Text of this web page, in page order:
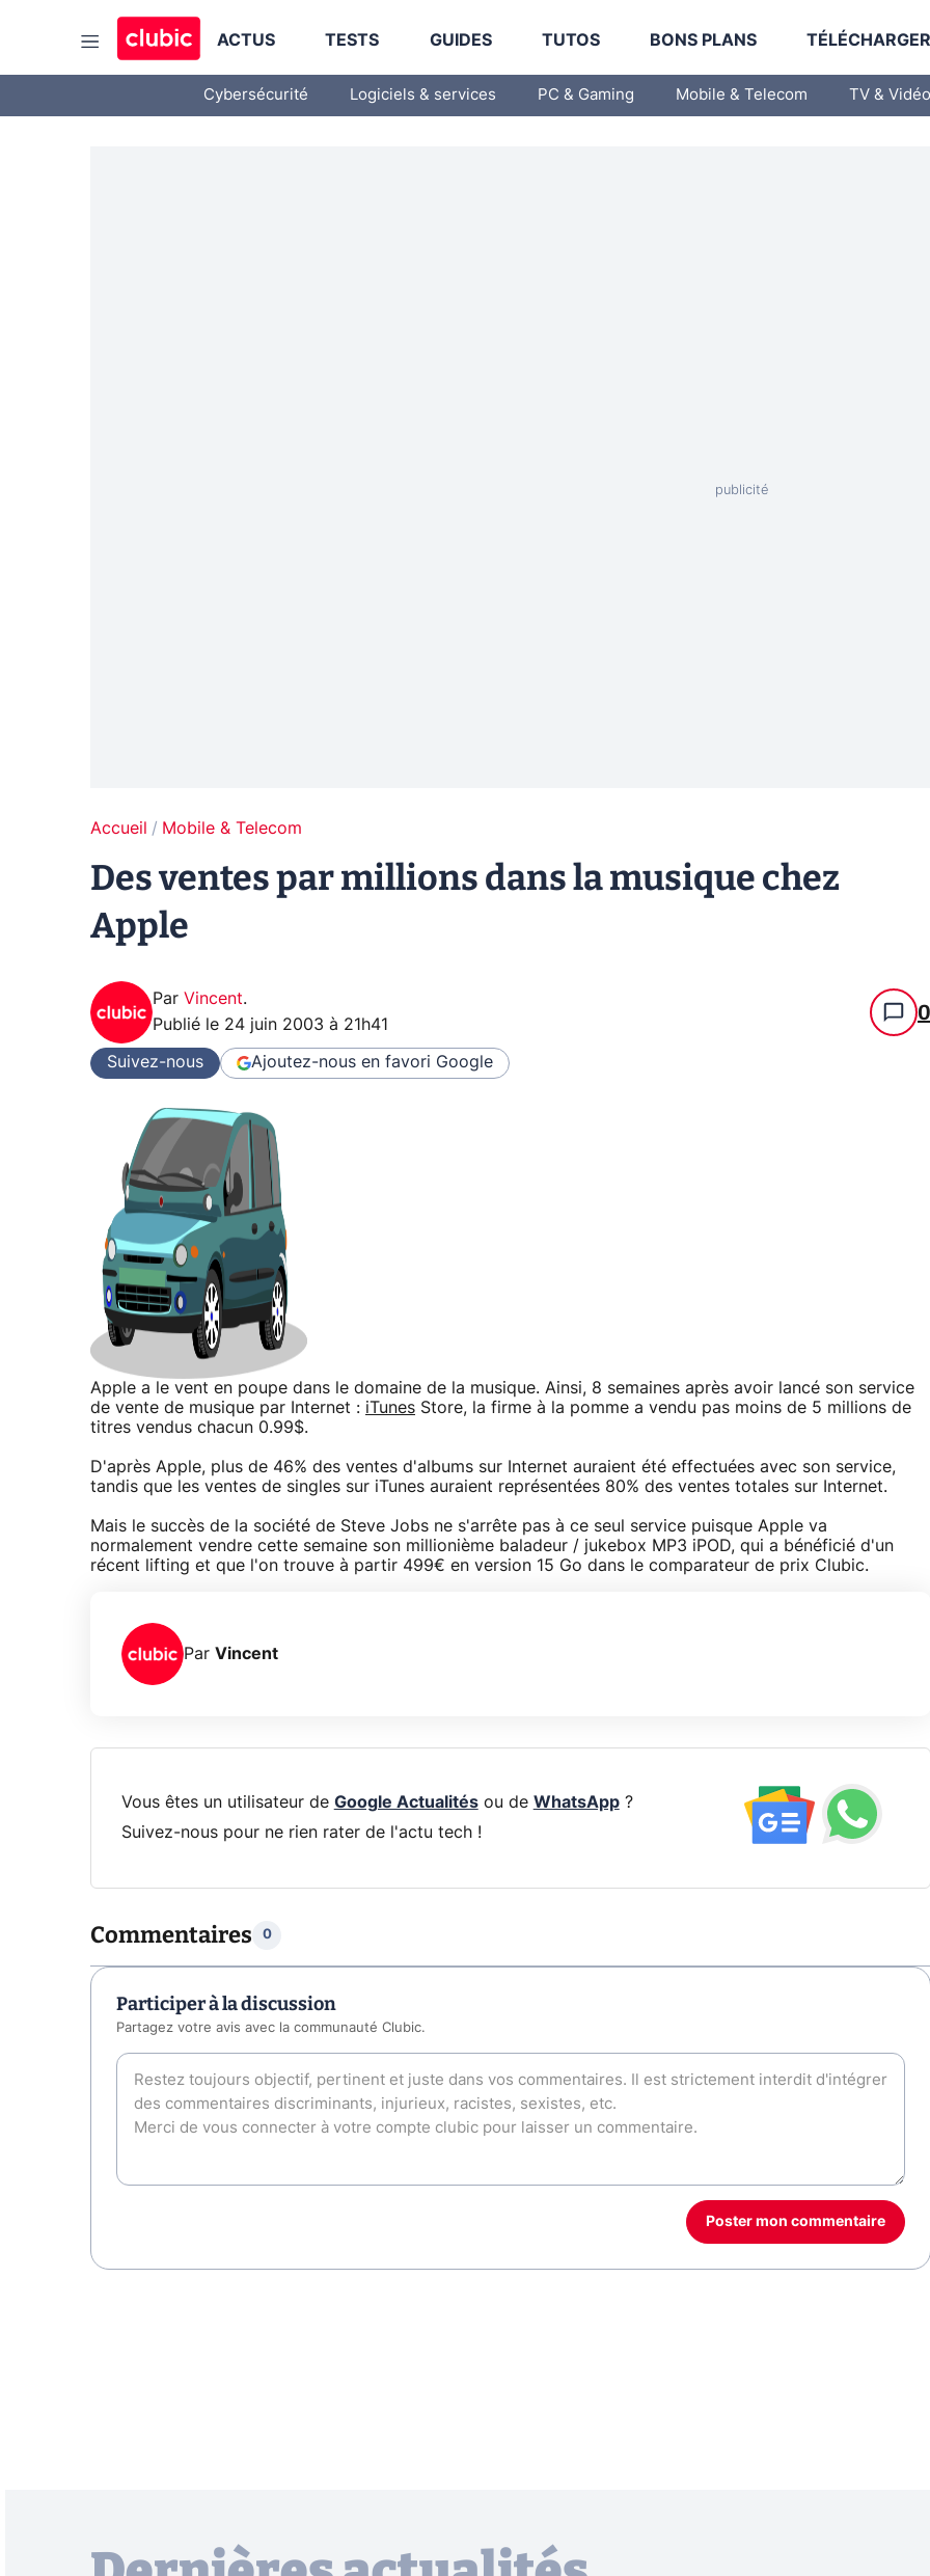
ACTUS TESTS GUIDES TUTOS BONS PLANS
Cybersécurité Logiciels & services PC & Gaming Mobile & Telecom TV & Vidéo
Accueil Mobile & Telecom
Des ventes par millions dans la musique chez
Apple
Par Vincent.
Publié le 24 juin 2003 à 21h41 0
Suivez-nous Ajoutez-nous en favori Google
Apple a le vent en poupe dans le domaine de la musique. Ainsi, 8 semaines après avoir lancé son service
de vente de musique par Internet : iTunes Store, la firme à la pomme a vendu pas moins de 5 millions de
titres vendus chacun 0.99$.
D'après Apple, plus de 46% des ventes d'albums sur Internet auraient été effectuées avec son service,
tandis que les ventes de singles sur iTunes auraient représentées 80% des ventes totales sur Internet.
Mais le succès de la société de Steve Jobs ne s'arrête pas à ce seul service puisque Apple va
normalement vendre cette semaine son millionième baladeur / jukebox MP3 iPOD, qui a bénéficié d'un
récent lifting et que l'on trouve à partir 499€ en version 15 Go dans le comparateur de prix Clubic.
Par Vincent
Vous êtes un utilisateur de Google Actualitésou de WhatsApp?
Suivez-nous pour ne rien rater de l'actu tech !
Commentaires 0
Participer à la discussion
Partagez votre avis avec la communauté Clubic.
Poster mon commentaire